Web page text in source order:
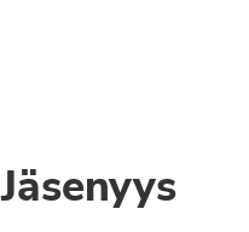
Jäsenyys